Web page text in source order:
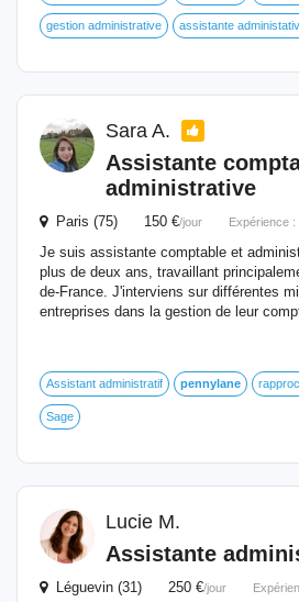
gestion administrative assistante
Sara A.
Assistante
administrative
Paris (75) 150 €/jour Expérience :
Je suis assistante comptable et
plus de deux ans, travaillant
de-France. J'interviens sur différentes
entreprises dans la gestion de leur
Assistant administratif pennylane
Sage
Lucie M.
Assistante
Léguevin (31) 250 €/jour